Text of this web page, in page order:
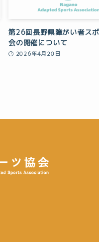
第26回長野県障がい者ス
会の開催について
2026年4月20日